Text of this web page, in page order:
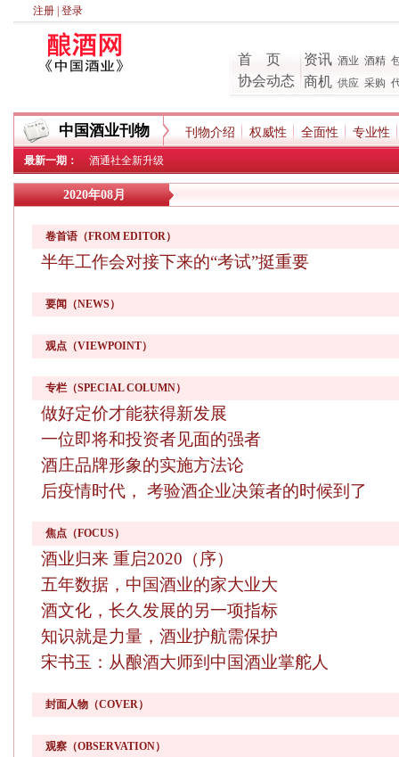
注册 登录
首 页
协会动态
资讯 酒业 酒精
商机 供应 采购
中国酒业刊物 刊物介绍 权威性 全面性 专业性
最新一期： 酒通社全新升级
2020年08月
卷首语（FROM EDITOR）
半年工作会对接下来的“考试”挺重要
要闻（NEWS）
观点（VIEWPOINT）
专栏（SPECIAL COLUMN）
做好定价才能获得新发展
一位即将和投资者见面的强者
酒庄品牌形象的实施方法论
后疫情时代， 考验酒企业决策者的时候到了
焦点（FOCUS）
酒业归来 重启2020（序）
五年数据，中国酒业的家大业大
酒文化，长久发展的另一项指标
知识就是力量，酒业护航需保护
宋书玉：从酿酒大师到中国酒业掌舵人
封面人物（COVER）
观察（OBSERVATION）